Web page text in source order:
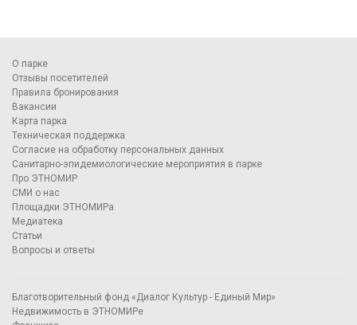
О парке
Отзывы посетителей
Правила бронирования
Вакансии
Карта парка
Техническая поддержка
Согласие на обработку персональных данных
Санитарно-эпидемиологические мероприятия в парке
Про ЭТНОМИР
СМИ о нас
Площадки ЭТНОМИРа
Медиатека
Статьи
Вопросы и ответы
Благотворительный фонд «Диалог Культур - Единый Мир»
Недвижимость в ЭТНОМИРе